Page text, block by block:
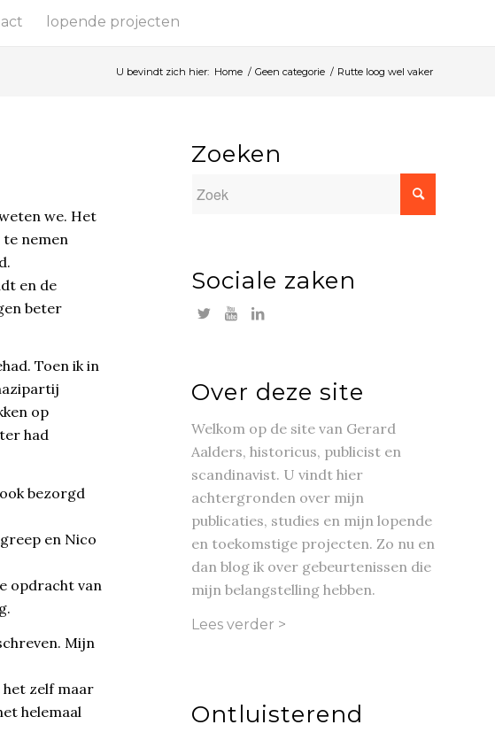
lopende projecten
U bevindt zich hier: Home / Geen categorie / Rutte loog wel vaker
we. Het
nemen
en de
beter
Toen ik in
op
had
bezorgd
en Nico
opdracht van
Mijn
het zelf maar
helemaal
Zoeken
Sociale zaken
Over deze site
Welkom op de site van Gerard
Aalders, historicus, publicist en
scandinavist. U vindt hier
achtergronden over mijn
publicaties, studies en mijn lopende
en toekomstige projecten. Zo nu en
dan blog ik over gebeurtenissen die
mijn belangstelling hebben.
Lees verder >
Ontluisterend